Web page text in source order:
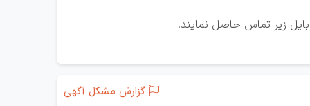
زیر تماس حاصل نمایند.
گزارش مشکل آگهی